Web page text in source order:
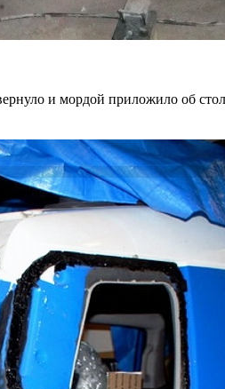
и мордой приложило об